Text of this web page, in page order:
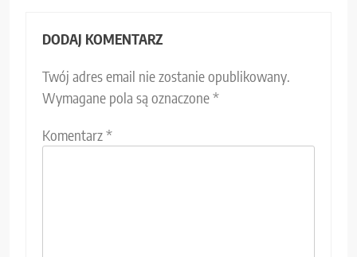
DODAJ KOMENTARZ
Twój adres email nie zostanie opublikowany.
Wymagane pola są oznaczone*
Komentarz*